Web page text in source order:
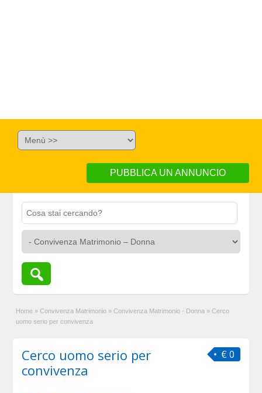
PUBBLICA UN ANNUNCIO
Home » Convivenza Matrimonio » Convivenza Matrimonio - Donna » Cerco
uomo serio per convivenza
€ 0
Cerco uomo serio per
convivenza